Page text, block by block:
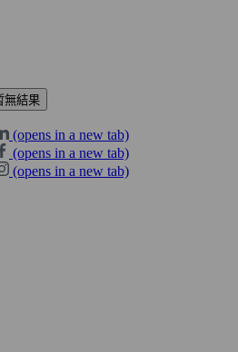
無結果
(opens in a new tab)
(opens in a new tab)
(opens in a new tab)